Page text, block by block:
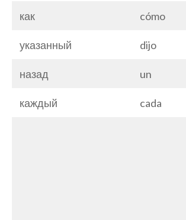
как cómo
указанный dijo
назад un
каждый cada